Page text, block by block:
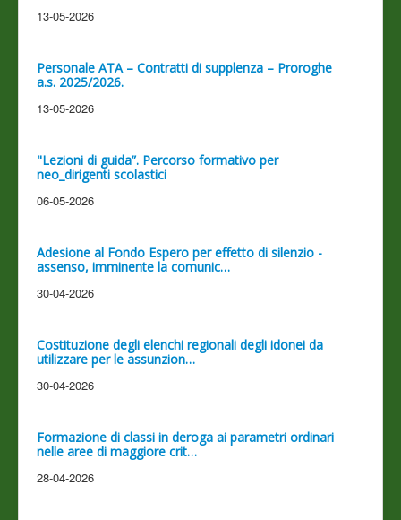
13-05-2026
Personale ATA – Contratti di supplenza – Proroghe
a.s. 2025/2026.
13-05-2026
"Lezioni di guida”. Percorso formativo per
neo_dirigenti scolastici
06-05-2026
Adesione al Fondo Espero per effetto di silenzio -
assenso, imminente la comunic…
30-04-2026
Costituzione degli elenchi regionali degli idonei da
utilizzare per le assunzion…
30-04-2026
Formazione di classi in deroga ai parametri ordinari
nelle aree di maggiore crit…
28-04-2026